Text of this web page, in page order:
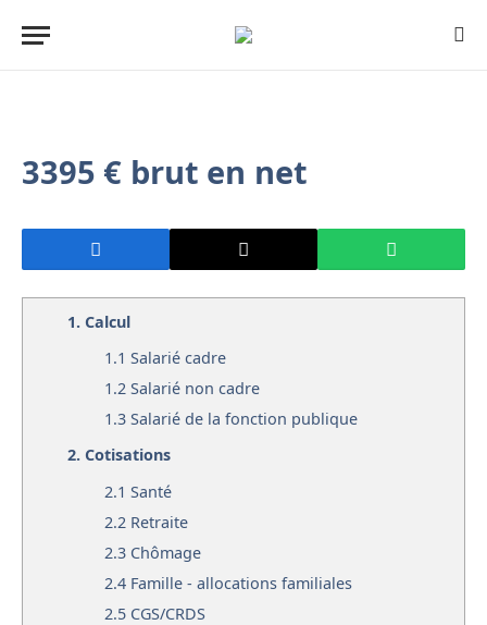
3395 € brut en net
1. Calcul
1.1 Salarié cadre
1.2 Salarié non cadre
1.3 Salarié de la fonction publique
2. Cotisations
2.1 Santé
2.2 Retraite
2.3 Chômage
2.4 Famille - allocations familiales
2.5 CGS/CRDS